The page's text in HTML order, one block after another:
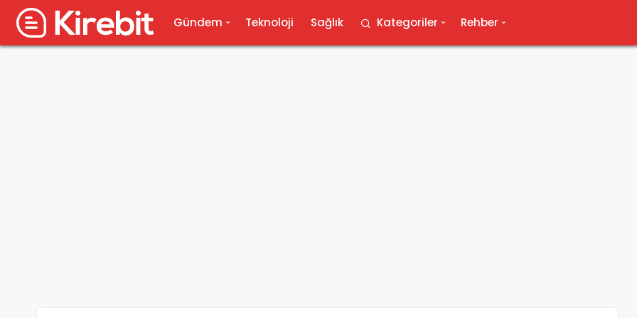
Gündem Teknoloji Sağlık Kategoriler Rehber